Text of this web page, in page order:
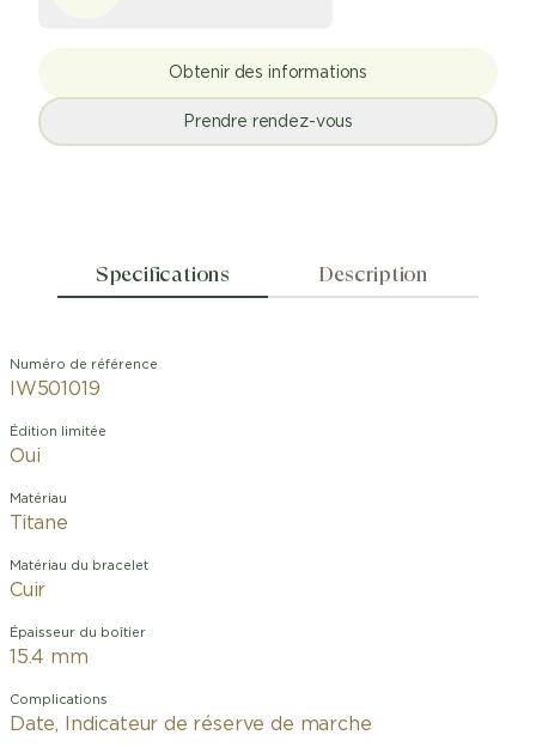
Obtenir des informations
Prendre rendez-vous
Specifications Description
Numéro de référence
IW501019
Édition limitée
Oui
Matériau
Titane
Matériau du bracelet
Cuir
Épaisseur du boîtier
15.4 mm
Complications
Date, Indicateur de réserve de marche